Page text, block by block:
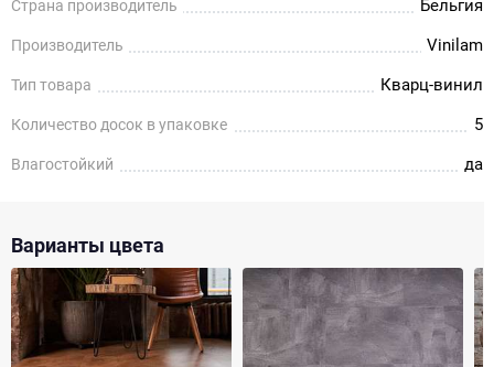
Страна производитель Бельгия
Производитель Vinilam
Тип товара Кварц-винил
Количество досок в упаковке 5
Влагостойкий да
Варианты цвета